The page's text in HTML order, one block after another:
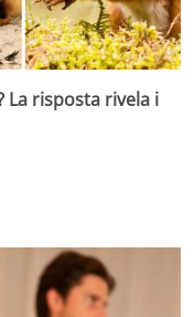
La risposta rivela i